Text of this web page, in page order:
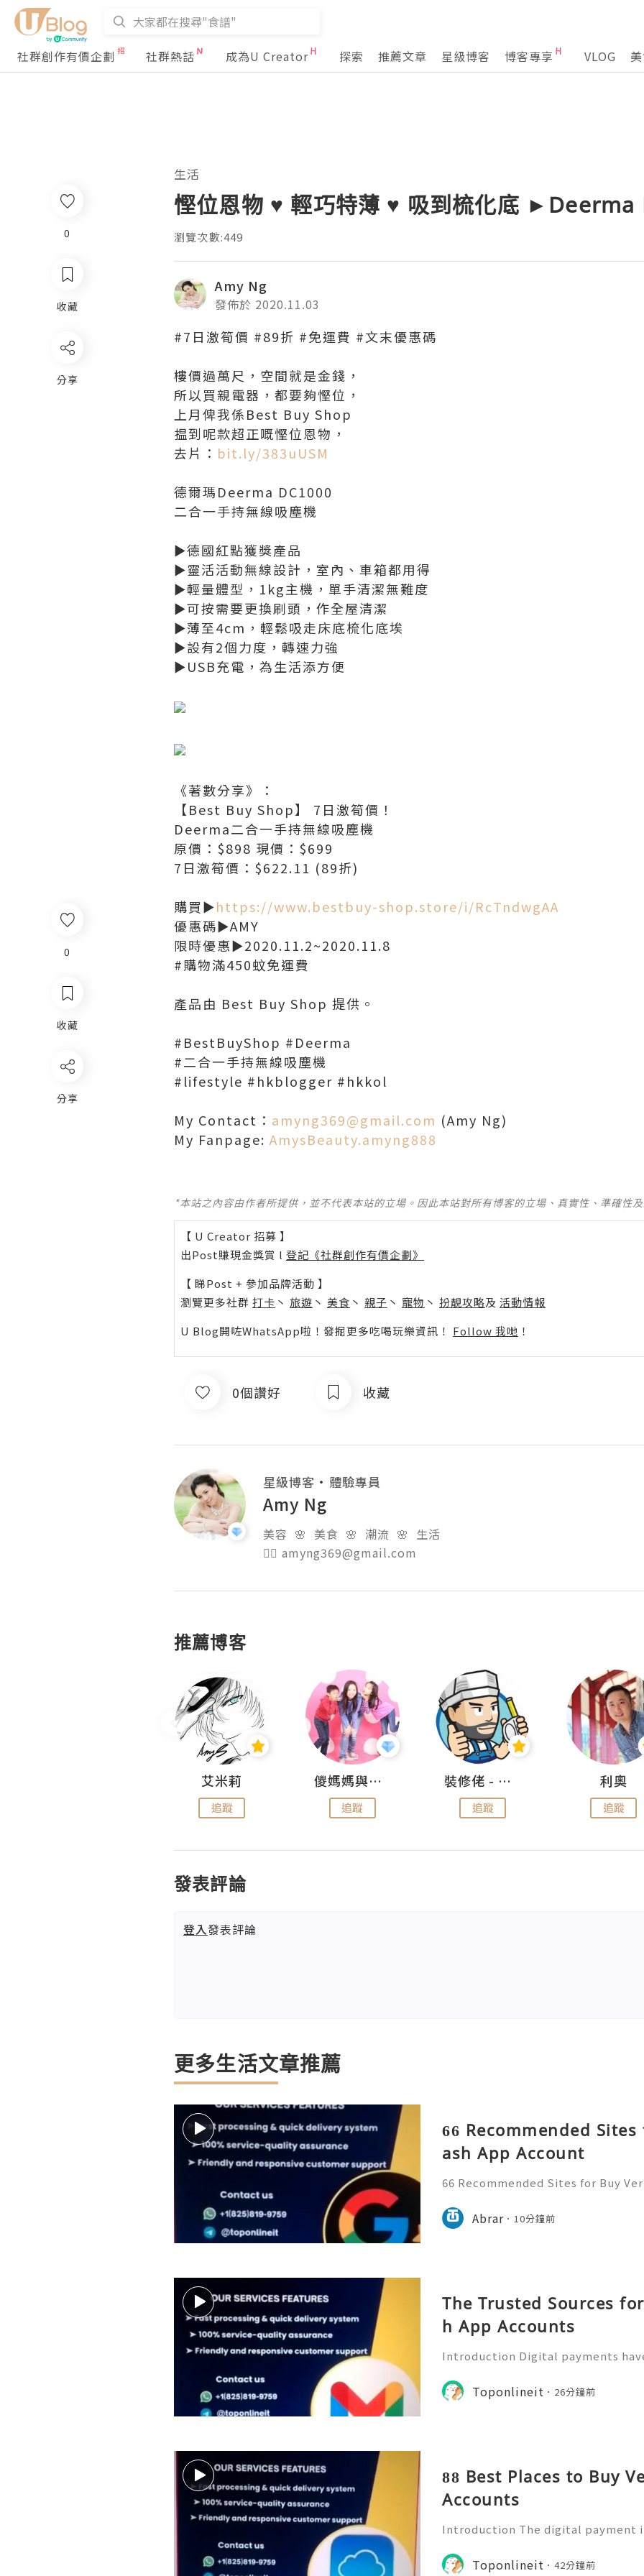
社群創作有價企劃 社群熱話 成為U Creator 探索 推薦文章 星級博客 博客專享 VLOG
0
收藏
分享
生活
慳位恩物 ♥ 輕巧特薄 ♥ 吸到梳化底 ►Deerma
瀏覽次數:449
Amy Ng
發佈於 2020.11.03
#7日激筍價 #89折 #免運費 #文末優惠碼
樓價過萬尺，空間就是金錢，
所以買親電器，都要夠慳位，
上月俾我係Best Buy Shop
揾到呢款超正嘅慳位恩物，
去片： bit.ly/383uUSM
德爾瑪Deerma DC1000
二合一手持無線吸塵機
►德國紅點獲獎產品
►靈活活動無線設計，室內、車箱都用得
►輕量體型，1kg主機，單手清潔無難度
►可按需要更換刷頭，作全屋清潔
►薄至4cm，輕鬆吸走床底梳化底埃
►設有2個力度，轉速力強
►USB充電，為生活添方便
《著數分享》：
【Best Buy Shop】 7日激筍價！
Deerma二合一手持無線吸塵機
原價：$898 現價：$699
7日激筍價：$622.11 (89折)
購買►https://www.bestbuy-shop.store/i/RcTndwgAA
優惠碼►AMY
限時優惠►2020.11.2~2020.11.8
#購物滿450蚊免運費
產品由 Best Buy Shop 提供。
#BestBuyShop #Deerma
#二合一手持無線吸塵機
#lifestyle #hkblogger #hkkol
My Contact： amyng369@gmail.com (Amy Ng)
My Fanpage: AmysBeauty.amyng888
*本站之內容由作者所提供，並不代表本站的立場。因此本站對所有博客的立場、真實性、準確性
【 U Creator 招募 】
出Post賺現金獎賞 l 登記《社群創作有價企劃》
【 睇Post + 參加品牌活動 】
瀏覽更多社群 打卡 丶 旅遊 丶 美食 丶 親子 丶 寵物 丶 扮靚攻略及 活動情報
U Blog開咗WhatsApp啦！發掘更多吃喝玩樂資訊！ Follow 我哋 ！
0個讚好 收藏
星級博客 ・ 體驗專員
Amy Ng
美容  🌸  美食  🌸  潮流  🌸  生活
👉🏻 amyng369@gmail.com
推薦博客
艾米莉
追蹤
儍媽媽與兩隻小魔怪之家
追蹤
裝修佬 - 香港一站式網上裝修平台
追蹤
利奧
追蹤
發表評論
登入發表評論
更多生活文章推薦
66 Recommended
ash App Account
66 Recommended Sites for Buy
ification, and responsible account
sers should always focus on
Abrar 10分鐘前
The Trusted Sources
h App Accounts
Introduction Digital payments
yment platforms to send money,
nage daily transactions qui
Toponlineit 26分鐘前
88 Best Places to Buy
Accounts
Introduction The digital payment
yday life. People now use mobile
ending money, receivin
Toponlineit 42分鐘前
0
收藏
分享